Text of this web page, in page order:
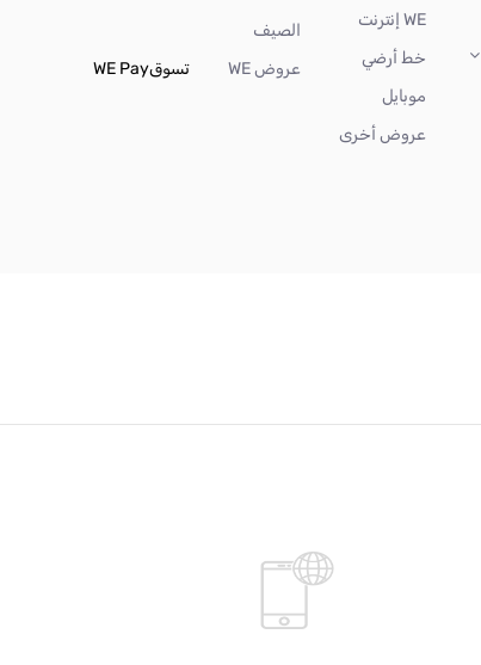
WE إنترنت
خط أرضي
موبايل
عروض أخرى
الصيف
عروض WE
تسوقWE Pay